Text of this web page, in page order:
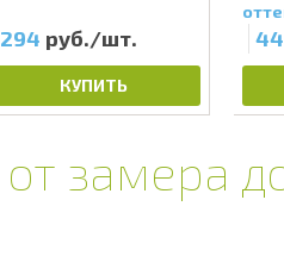
294 руб./шт.
КУПИТЬ
от замера